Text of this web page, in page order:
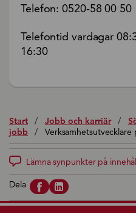
Telefon: 0520-58 00 50
Telefontid vardagar
16:30
Start / Jobb och karriär /
jobb
/
Lämna synpunkter på
Dela